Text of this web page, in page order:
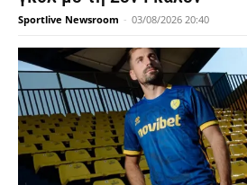
Sportlive Newsroom - 03/08/2026 20:40